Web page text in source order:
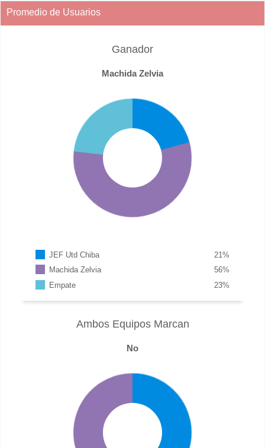
Promedio de Usuarios
Ganador
Machida Zelvia
JEF Utd Chiba %
21
Machida Zelvia
%
56
Empate
%
23
Ambos Equipos Marcan
No